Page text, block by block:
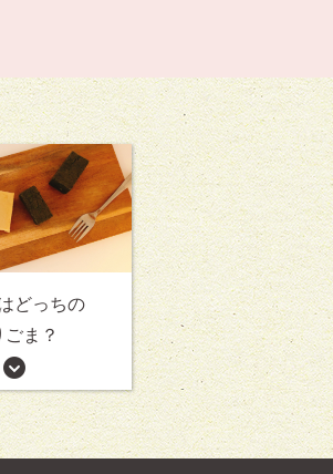
どっちの
ごま？